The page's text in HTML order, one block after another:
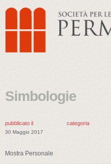
Simbologie
pubblicato il
30 Maggio 2017
categoria
Mostra Personale